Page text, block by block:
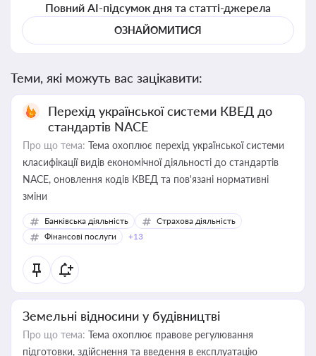
Повний AI-підсумок дня та статті-джерела
ОЗНАЙОМИТИСЯ
Теми, які можуть вас зацікавити:
Перехід української системи КВЕД до
стандартів NACE
Про що тема: Тема охоплює перехід української системи
класифікації видів економічної діяльності до стандартів
NACE, оновлення кодів КВЕД та пов'язані нормативні
зміни
Банківська діяльність
Страхова діяльність
Фінансові послуги
+13
Земельні відносини у будівництві
Про що тема: Тема охоплює правове регулювання
підготовки, здійснення та введення в експлуатацію